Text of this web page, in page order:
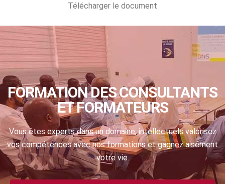
Télécharger le document
FORMATION DES CONSULTANTS
ET FORMATEURS
Vous êtes experts dans un domaine, intellectuels valorisez
vos compétences avec nos formations et gagnez aisément
votre vie.